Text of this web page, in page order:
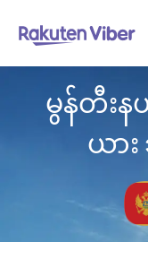
မွန်တီးန
ယား